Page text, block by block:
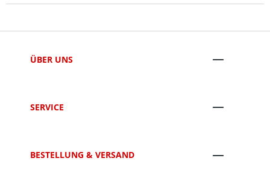
ÜBER UNS
SERVICE
BESTELLUNG & VERSAND